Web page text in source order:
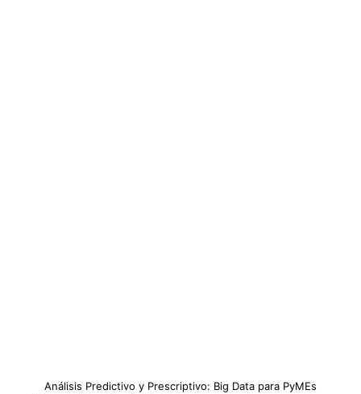
Análisis Predictivo y Prescriptivo: Big Data para PyMEs